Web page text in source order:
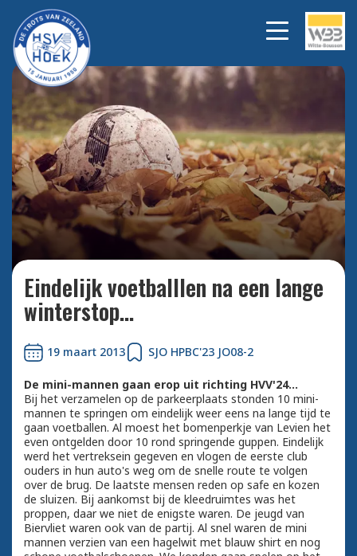
Bekijk alle foto's
Eindelijk voetballlen na een lange
winterstop...
19 maart 2013 SJO HPBC'23 JO08-2
De mini-mannen gaan erop uit richting HVV'24...
Bij het verzamelen op de parkeerplaats stonden 10 mini-
mannen te springen om eindelijk weer eens na lange tijd te
gaan voetballen. Al moest het bomenperkje van Levien het
even ontgelden door 10 rond springende guppen. Eindelijk
werd het vertreksein gegeven en vlogen de eerste club
ouders in hun auto's weg om de snelle route te volgen
over de brug. De laatste mensen reden op safe en kozen
de sluizen. Bij aankomst bij de kleedruimtes was het
proppen, daar we niet de enigste waren. De jeugd van
Biervliet waren ook van de partij. Al snel waren de mini
mannen verzien van een hagelwit met blauw shirt en nog